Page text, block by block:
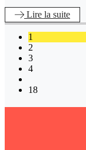
Lire la suite
1
2
3
4
18